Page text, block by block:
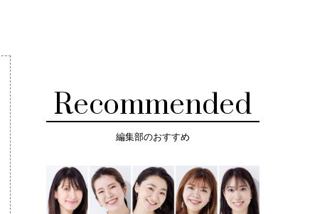
Recommended
編集部のおすすめ